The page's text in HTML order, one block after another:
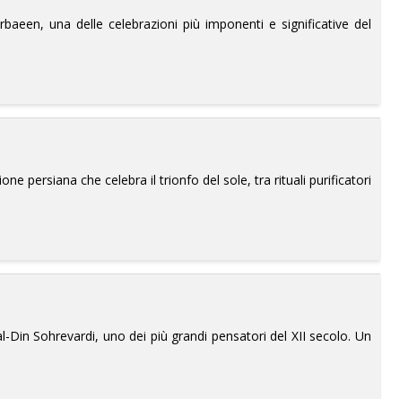
una delle celebrazioni più imponenti e significative del
persiana che celebra il trionfo del sole, tra rituali purificatori
Din Sohrevardi, uno dei più grandi pensatori del XII secolo. Un